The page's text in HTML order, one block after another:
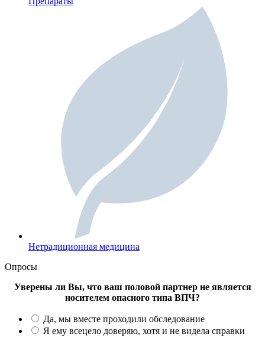
Нетрадиционная медицина
Опросы
Уверены ли Вы, что ваш половой партнер не является
носителем опасного типа ВПЧ?
Да, мы вместе проходили обследование
Я ему всецело доверяю, хотя и не видела справки